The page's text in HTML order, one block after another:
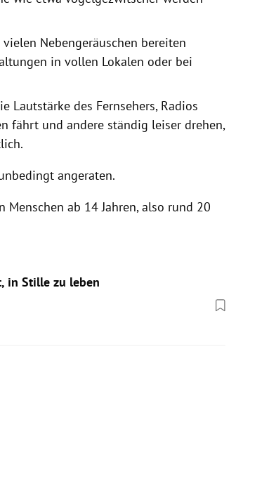
Nebengeräuschen bereiten
in vollen Lokalen oder bei
Lautstärke des Fernsehers, Radios
fährt und andere ständig leiser drehen,
angeraten.
ab 14 Jahren, also rund 20
in Stille zu leben